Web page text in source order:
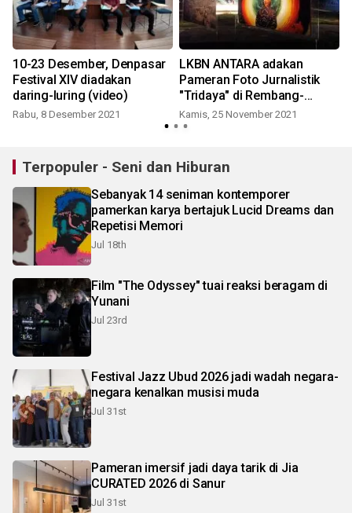
10-23 Desember, Denpasar
Festival XIV diadakan
daring-luring (video)
Rabu, 8 Desember 2021
LKBN ANTARA adakan
Pameran Foto Jurnalistik
"Tridaya" di Rembang-
Jateng
Kamis, 25 November 2021
Terpopuler - Seni dan Hiburan
Sebanyak 14 seniman kontemporer
pamerkan karya bertajuk Lucid Dreams dan
Repetisi Memori
Jul 18th
Film "The Odyssey" tuai reaksi beragam di
Yunani
Jul 23rd
Festival Jazz Ubud 2026 jadi wadah negara-
negara kenalkan musisi muda
Jul 31st
Pameran imersif jadi daya tarik di Jia
CURATED 2026 di Sanur
Jul 31st